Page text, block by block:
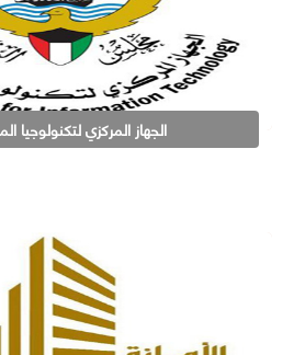
الجهاز المركزي لتكنولوجيا